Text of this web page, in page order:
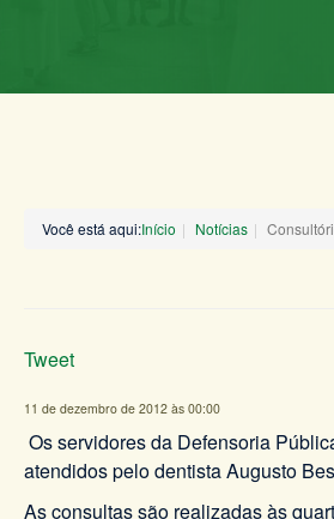
Você está aqui:Início Notícias
Tweet
11 de dezembro de 2012 às 00:00
Os servidores da Defensoria
atendidos pelo dentista Augusto
As consultas são realizadas às